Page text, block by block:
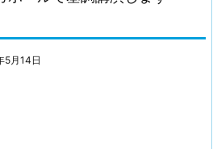
5月14日